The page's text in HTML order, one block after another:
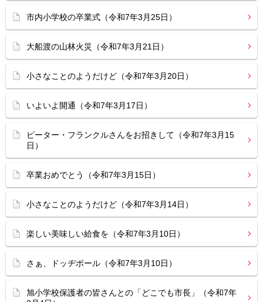
市内小学校の卒業式（令和7年3月25日）
大船渡の山林火災（令和7年3月21日）
小さなことのようだけど（令和7年3月20日）
いよいよ開通（令和7年3月17日）
ピーター・フランクルさんをお招きして（令和7年3月15
日）
卒業おめでとう（令和7年3月15日）
小さなことのようだけど（令和7年3月14日）
楽しい美味しい給食を（令和7年3月10日）
さぁ、ドッヂボール（令和7年3月10日）
旭小学校保護者の皆さんとの「どこでも市長」（令和7年